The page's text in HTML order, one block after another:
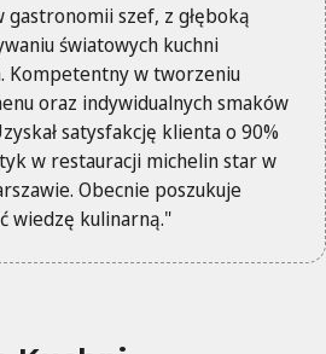
gastronomii szef, z głęboką
światowych kuchni
Kompetentny w tworzeniu
oraz indywidualnych smaków
satysfakcję klienta o 90%
w restauracji michelin star w
Obecnie poszukuje
wiedzę kulinarną."